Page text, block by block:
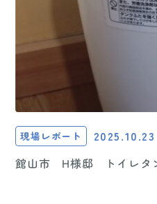
現場レポート 2025.10.23
館山市 H様邸 トイレタ